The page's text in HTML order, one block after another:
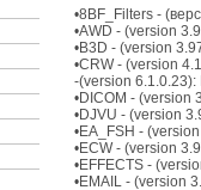
•8BF_Filters -
•AWD - (version
•B3D - (version
•CRW - (version
-(version 6.1.0.23):
•DICOM - (version
•DJVU - (version
•EA_FSH -
•ECW - (version
•EFFECTS -
•EMAIL - (version